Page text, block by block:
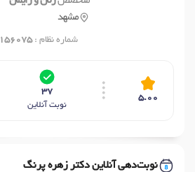
مشهد
شماره نظام :156075
5.00
37
نوبت آنلاین
نوبت‌دهی آنلاین دکتر زهره پرنگ